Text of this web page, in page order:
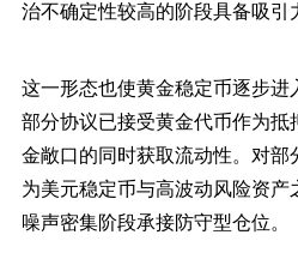
治不确定性较高的阶段具备吸引
这一形态也使黄金稳定币逐步进
部分协议已接受黄金代币作为
金敞口的同时获取流动性。对
为美元稳定币与高波动风险资
噪声密集阶段承接防守型仓位。